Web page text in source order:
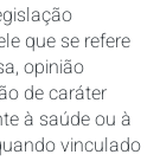
que se refere
opinião
de caráter
à saúde ou à
vinculado